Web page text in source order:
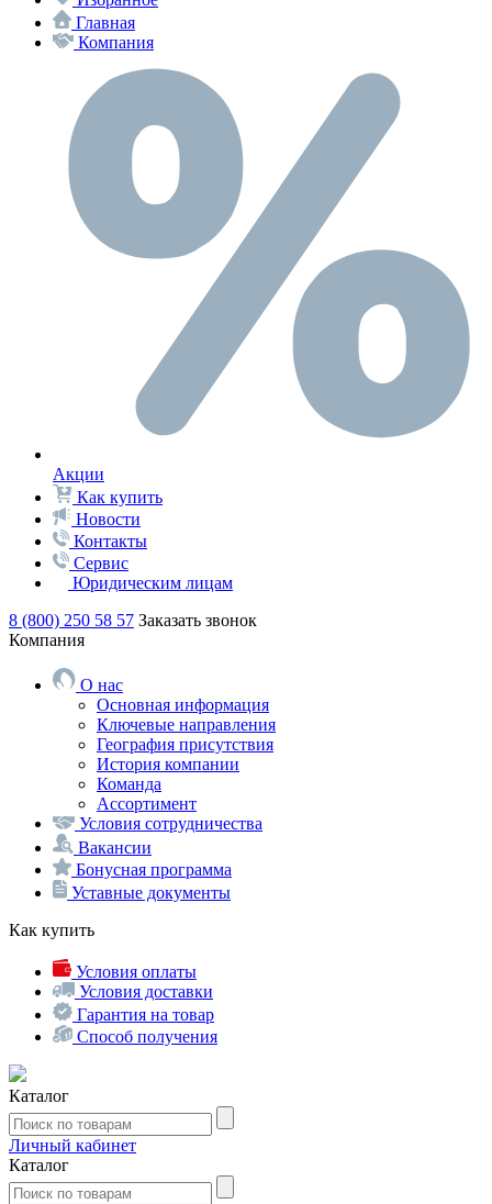
Главная
Компания
Акции
Как купить
Новости
Контакты
Сервис
Юридическим лицам
8 (800) 250 58 57 Заказать звонок
Компания
О нас
Основная информация
Ключевые направления
География присутствия
История компании
Команда
Ассортимент
Условия сотрудничества
Вакансии
Бонусная программа
Уставные документы
Как купить
Условия оплаты
Условия доставки
Гарантия на товар
Способ получения
Каталог
Личный кабинет
Каталог